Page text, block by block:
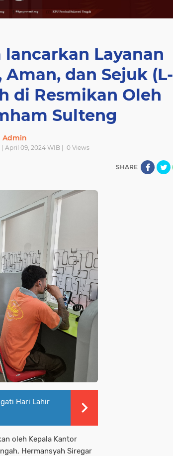
Layanan
dan Sejuk (L-
di Resmikan Oleh
Sulteng
Admin
April 09, 2024 WIB | 0 Views
SHARE
Hari Lahir
oleh Kepala Kantor
Hermansyah Siregar